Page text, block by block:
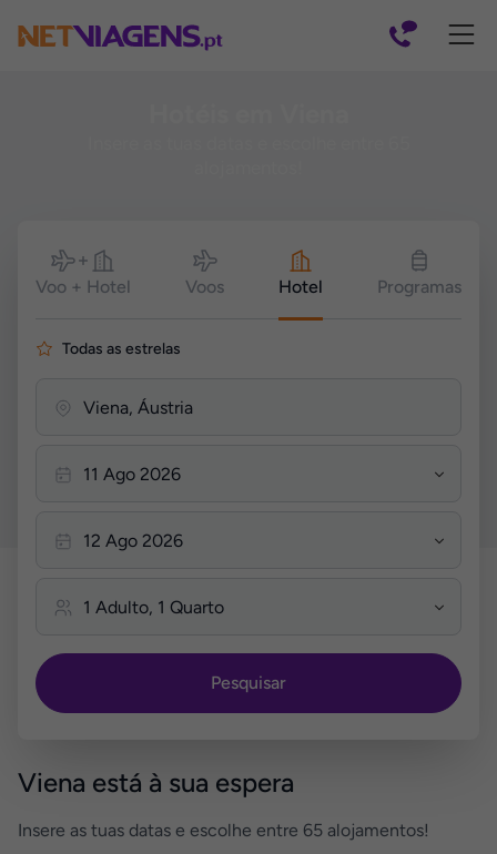
Pesquisar
Voo + Hotel Voos Hotel Programas
Todas as estrelas
Pesquisar
Viena está à sua espera
Insere as tuas datas e escolhe entre 65 alojamentos!